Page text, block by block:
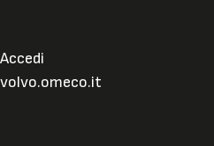
Accedi
volvo.omeco.it